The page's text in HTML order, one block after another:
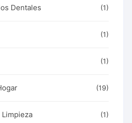
Dentales (1)
(1)
(1)
(19)
(1)